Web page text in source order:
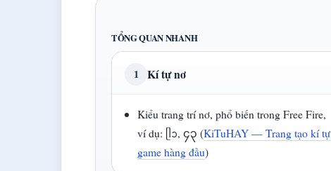
TỔNG QUAN NHANH
1 Kí tự nơ
Kiểu trang trí nơ, phổ biến trong Free Fire,
ví dụ: ᥫᩣ, ၄၃ (KiTuHAY — Trang tạo kí tự
game hàng đầu)